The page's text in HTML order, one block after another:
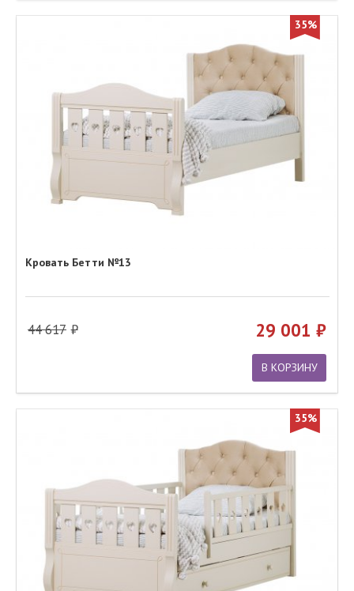
35%
Кровать Бетти №13
44 617 29 001
В КОРЗИНУ
35%